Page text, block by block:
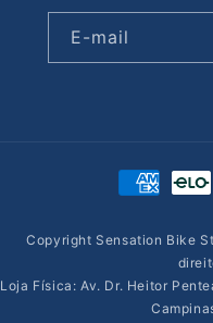
E-mail
Formas
de
pagamento
Copyright Sensation Bike
Loja Física: Av. Dr. Heitor